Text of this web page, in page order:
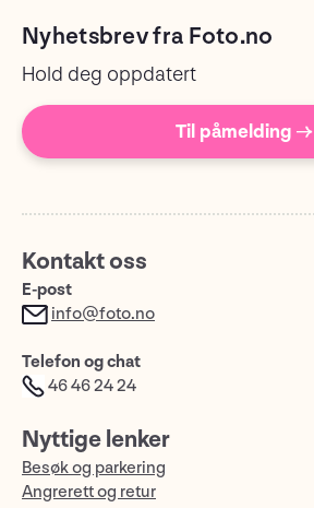
Nyhetsbrev fra Foto.no
Hold deg oppdatert
Til påmelding →
Kontakt oss
E-post
info@foto.no
Telefon og chat
46 46 24 24
Nyttige lenker
Besøk og parkering
Angrerett og retur